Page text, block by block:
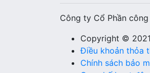
Công ty Cổ Phần
Copyright ©
Điều khoản thỏa
Chính sách bảo